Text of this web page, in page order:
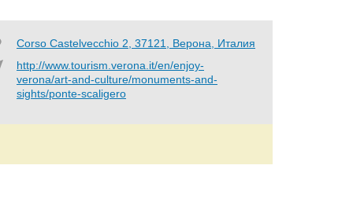
Corso Castelvecchio 2, 37121, Верона, Италия
http://www.tourism.verona.it/en/enjoy-
verona/art-and-culture/monuments-and-
sights/ponte-scaligero